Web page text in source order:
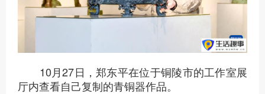
10月27日，郑东平在位于铜陵市的工作室展
厅内查看自己复制的青铜器作品。